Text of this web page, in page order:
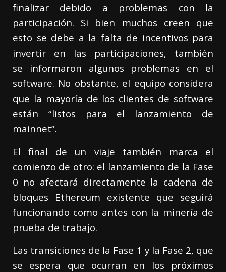
finalizar debido a problemas con la
participación. Si bien muchos creen que
esto se debe a la falta de incentivos para
invertir en las participaciones, también
se informaron algunos problemas en el
software. No obstante, el equipo considera
que la mayoría de los clientes de software
están “listos para el lanzamiento de
mainnet”.
El final de un viaje también marca el
comienzo de otro: el lanzamiento de la Fase
0 no afectará directamente la cadena de
bloques Ethereum existente que seguirá
funcionando como antes con la minería de
prueba de trabajo.
Las transiciones de la Fase 1 y la Fase 2, que
se espera que ocurran en los próximos